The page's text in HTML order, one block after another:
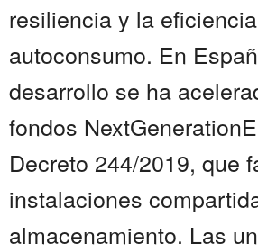
resiliencia y la
autoconsumo. En
desarrollo se ha
fondos
Decreto 244/2019, que
instalaciones
almacenamiento. Las